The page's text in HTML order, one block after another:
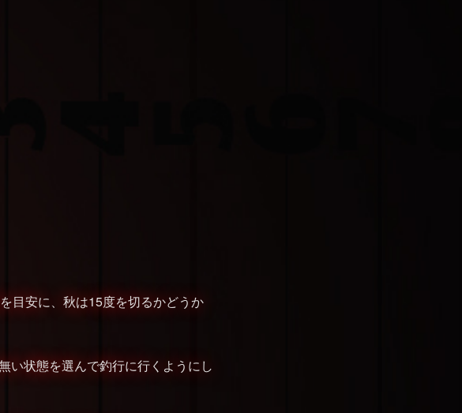
目安に、秋は15度を切るかどうか
い状態を選んで釣行に行くようにし